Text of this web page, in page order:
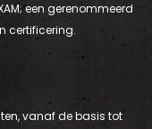
een gerenommeerd
certificering.
vanaf de basis tot